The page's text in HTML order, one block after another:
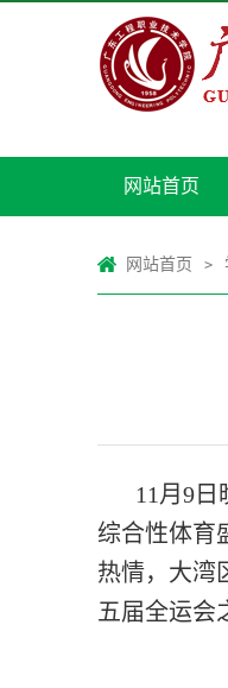
网站首页
网站首页 >
11月9
综合性体育
热情，大湾
五届全运会